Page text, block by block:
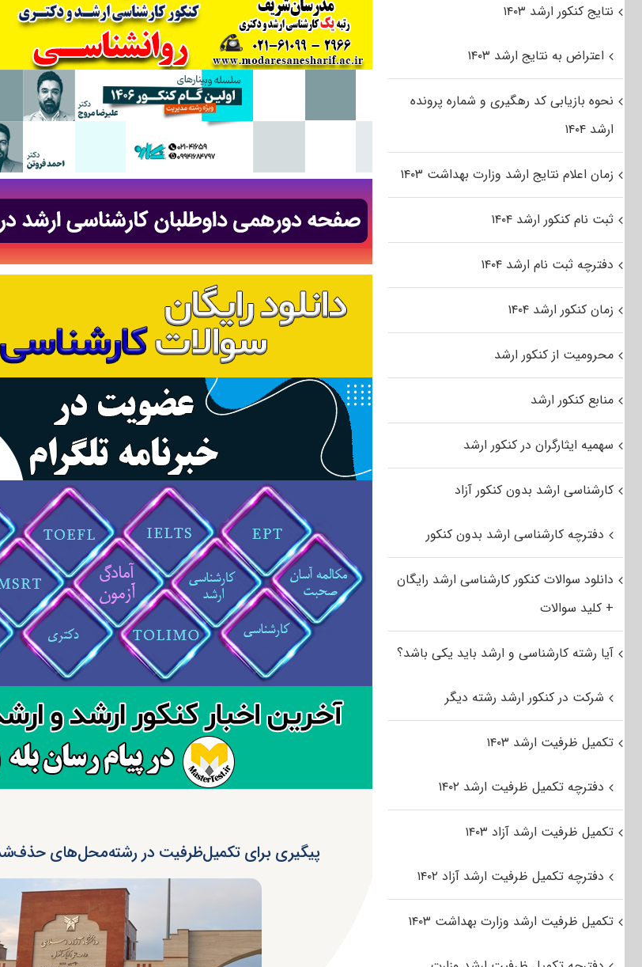
پیگیری برای تکمیل‌ظرفیت در رشته‌محل‌های
نتایج کنکور ارشد ۱۴۰۳
اعتراض به نتایج ارشد ۱۴۰۳
نحوه بازیابی کد رهگیری و شماره پرونده
ارشد ۱۴۰۴
زمان اعلام نتایج ارشد وزارت بهداشت ۱۴۰۳
ثبت نام کنکور ارشد ۱۴۰۴
دفترچه ثبت نام ارشد ۱۴۰۴
زمان کنکور ارشد ۱۴۰۴
محرومیت از کنکور ارشد
منابع کنکور ارشد
سهمیه ایثارگران در کنکور ارشد
کارشناسی ارشد بدون کنکور آزاد
دفترچه کارشناسی ارشد بدون کنکور
دانلود سوالات کنکور کارشناسی ارشد رایگان
+ کلید سوالات
آیا رشته کارشناسی و ارشد باید یکی باشد؟
شرکت در کنکور ارشد رشته دیگر
تکمیل ظرفیت ارشد ۱۴۰۳
دفترچه تکمیل ظرفیت ارشد ۱۴۰۲
تکمیل ظرفیت ارشد آزاد ۱۴۰۳
دفترچه تکمیل ظرفیت ارشد آزاد ۱۴۰۲
تکمیل ظرفیت ارشد وزارت بهداشت ۱۴۰۳